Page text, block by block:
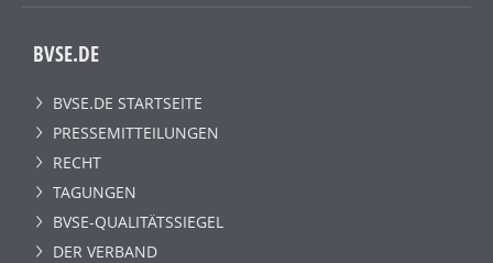
BVSE.DE
BVSE.DE STARTSEITE
PRESSEMITTEILUNGEN
RECHT
TAGUNGEN
BVSE-QUALITÄTSSIEGEL
DER VERBAND